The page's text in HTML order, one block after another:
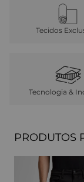
Tecidos
Tecnologia &
PRODUTOS